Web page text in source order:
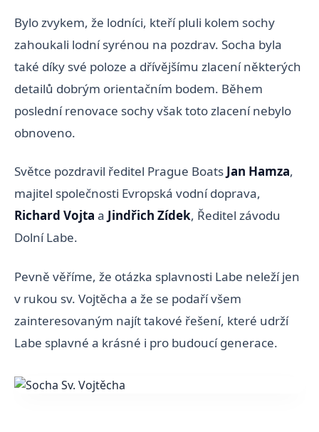
Bylo zvykem, že lodníci, kteří pluli kolem sochy
zahoukali lodní syrénou na pozdrav. Socha byla
také díky své poloze a dřívějšímu zlacení některých
detailů dobrým orientačním bodem. Během
poslední renovace sochy však toto zlacení nebylo
obnoveno.
Světce pozdravil ředitel Prague Boats Jan Hamza,
majitel společnosti Evropská vodní doprava,
Richard Vojta a Jindřich Zídek, Ředitel závodu
Dolní Labe.
Pevně věříme, že otázka splavnosti Labe neleží jen
v rukou sv. Vojtěcha a že se podaří všem
zainteresovaným najít takové řešení, které udrží
Labe splavné a krásné i pro budoucí generace.